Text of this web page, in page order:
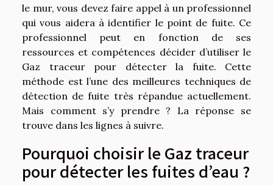
le mur, vous devez faire appel à un professionnel
qui vous aidera à identifier le point de fuite. Ce
professionnel peut en fonction de ses
ressources et compétences décider d’utiliser le
Gaz traceur pour détecter la fuite. Cette
méthode est l’une des meilleures techniques de
détection de fuite très répandue actuellement.
Mais comment s’y prendre ? La réponse se
trouve dans les lignes à suivre.
Pourquoi choisir le Gaz traceur
pour détecter les fuites d’eau ?